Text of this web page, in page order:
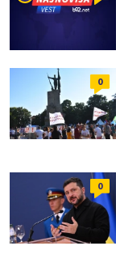
0
0